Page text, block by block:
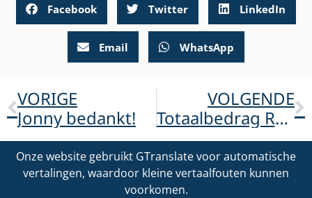
Facebook Twitter LinkedIn
Email WhatsApp
VORIGE
Jonny bedankt!
VOLGENDE
Totaalbedrag ReuzenWandelTocht bekend: €5.328,-!
Onze website gebruikt GTranslate voor automatische
vertalingen, waardoor kleine vertaalfouten kunnen
voorkomen.